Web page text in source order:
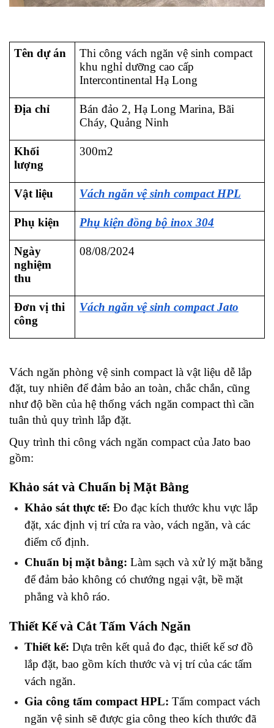
Tên dự án
Thi công vách ngăn vệ sinh compact
khu nghỉ dưỡng cao cấp
Intercontinental Hạ Long
Địa chỉ
Bán đảo 2, Hạ Long Marina, Bãi
Cháy, Quảng Ninh
Khối
lượng
300m2
Vật liệu Vách ngăn vệ sinh compact HPL
Phụ kiện Phụ kiện đồng bộ inox 304
Ngày
nghiệm
thu
08/08/2024
Đơn vị thi
công
Vách ngăn vệ sinh compact Jato
Vách ngăn phòng vệ sinh compact là vật liệu dễ lắp
đặt, tuy nhiên để đảm bảo an toàn, chắc chắn, cũng
như độ bền của hệ thống vách ngăn compact thì cần
tuân thủ quy trình lắp đặt.
Quy trình thi công vách ngăn compact của Jato bao
gồm:
Khảo sát và Chuẩn bị Mặt Bằng
Khảo sát thực tế: Đo đạc kích thước khu vực lắp
đặt, xác định vị trí cửa ra vào, vách ngăn, và các
điểm cố định.
Chuẩn bị mặt bằng: Làm sạch và xử lý mặt bằng
để đảm bảo không có chướng ngại vật, bề mặt
phẳng và khô ráo.
Thiết Kế và Cắt Tấm Vách Ngăn
Thiết kế: Dựa trên kết quả đo đạc, thiết kế sơ đồ
lắp đặt, bao gồm kích thước và vị trí của các tấm
vách ngăn.
Gia công tấm compact HPL: Tấm compact vách
ngăn vệ sinh sẽ được gia công theo kích thước đã